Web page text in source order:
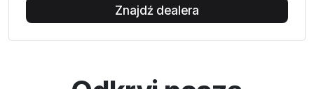
Znajdź dealera